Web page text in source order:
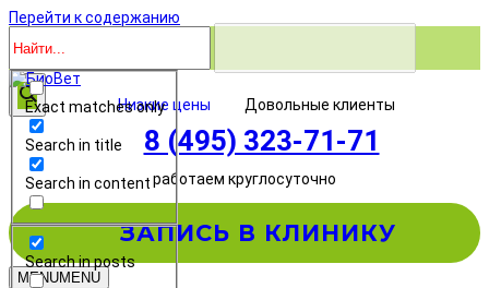
Перейти к содержанию
Exact matches only
Search in title
Search in content
Search in posts
Низкие цены Довольные клиенты
8 (495) 323-71-71
работаем круглосуточно
ЗАПИСЬ В КЛИНИКУ
MENUMENU